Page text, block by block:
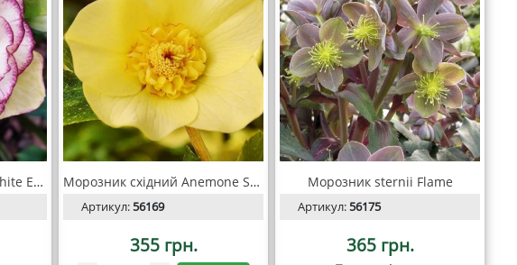
Морозник Double Red White Edge Морозник східний Anemone Super Yellow
Артикул:56169
355 грн.
Морозник sternii Flame
Артикул:56175
365 грн.